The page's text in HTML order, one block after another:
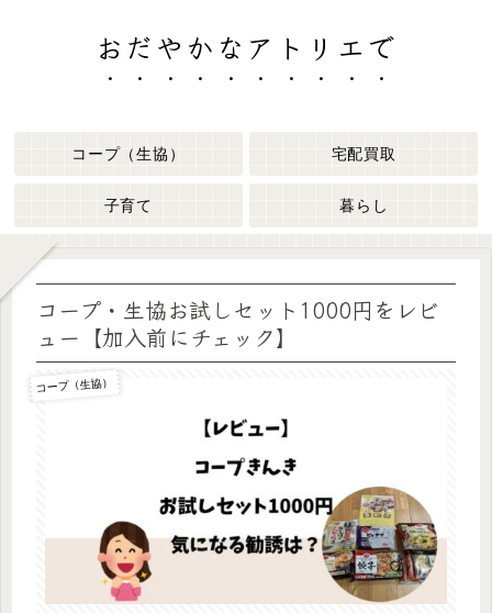
おだやかなアトリエで
コープ（生協） 宅配買取
子育て 暮らし
コープ・生協お試しセット1000円をレビ
ュー【加入前にチェック】
コープ（生協）